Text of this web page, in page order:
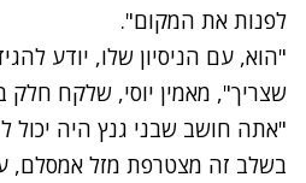
לפנות את המקום".
"הוא, עם הניסיון שלו, יודע
שצריך", מאמין יוסי, שלקח
"אתה חושב שבני גנץ היה יכול
בשלב זה מצטרפת מזל אמסלם,